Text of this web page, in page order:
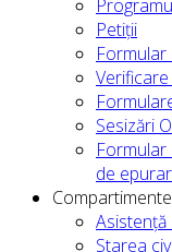
Petiții
Sesizări
Formular
de
Compartimente
Asistență
Starea